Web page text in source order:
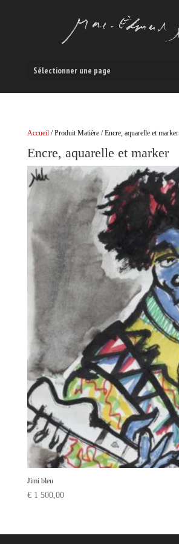
Sélectionner une page
Accueil/ Produit Matière / Encre, aquarelle et marker
Encre, aquarelle et marker
Jimi bleu
€1 500,00